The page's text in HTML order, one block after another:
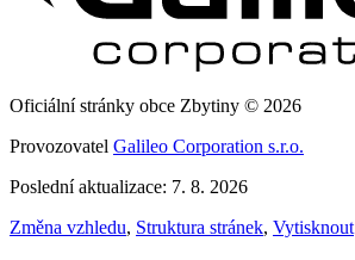
Oficiální stránky obce Zbytiny © 2026
Provozovatel Galileo Corporation s.r.o.
Poslední aktualizace: 7. 8. 2026
Změna vzhledu, Struktura stránek, Vytisknout